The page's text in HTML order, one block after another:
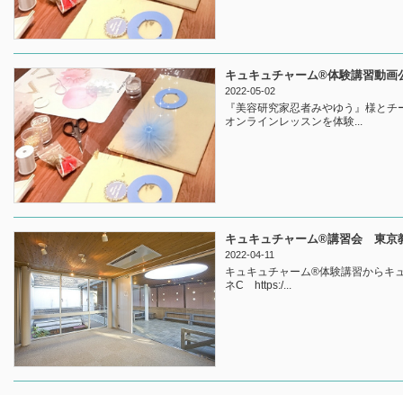
キュキュチャーム®︎体験講習動画
2022-05-02
『美容研究家忍者みやゆう』様と
オンラインレッスンを体験...
キュキュチャーム®講習会 東京
2022-04-11
キュキュチャーム®体験講習からキ
ネC https:/...